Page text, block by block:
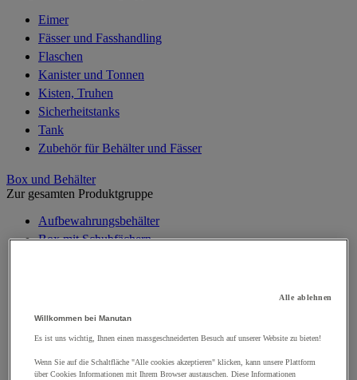
Eimer
Fässer und Fasshandling
Flaschen
Kanister und Tonnen
Kisten, Truhen
Sicherheitstanks
Tank
Zubehör für Behälter und Fässer
Box und Behälter
Zur gesamten Produktgruppe
Aufbewahrungsbehälter
Box mit Schubfächern
Sichtlagerkästen
Zubehör für Behälter
Alle ablehnen
Willkommen bei Manutan
Es ist uns wichtig, Ihnen einen massgeschneiderten Besuch auf unserer Website zu bieten!
Wenn Sie auf die Schaltfläche "Alle cookies akzeptieren" klicken, kann unsere Plattform
über Cookies Informationen mit Ihrem Browser austauschen. Diese Informationen